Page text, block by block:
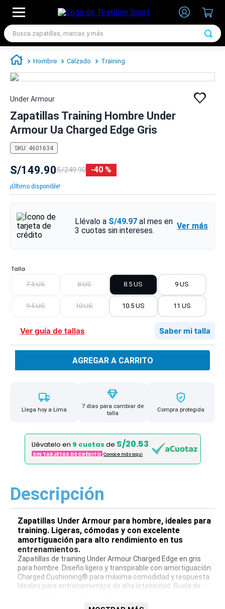
Busca zapatillas, marcas y más
Hombre Calzado Training
Under Armour
Zapatillas Training Hombre Under
Armour Ua Charged Edge Gris
SKU: 4601634
S/149.90S/249.90 40 %
¡Último disponible!
Llévalo a S/49.97 al mes en
3 cuotas sin intereses. Ver más
Talla
7.5 US 8 US 8.5 US 9 US
9.5 US 10 US 10.5 US 11 US
Ver guía de tallas Saber mi talla
AGREGAR A CARRITO
Llega hoy a Lima
7 días para cambiar de
talla
Compra protegida
Llévatelo en 9 cuotas de S/20.53
SIN TARJETAS DE CRÉDITO Conoce más aqui
Descripción
Zapatillas Under Armour para hombre, ideales para
training. Ligeras, cómodas y con excelente
amortiguación para alto rendimiento en tus
entrenamientos.
Zapatillas de training Under Armour Charged Edge en gris
para hombre. Diseño ligero y transpirable con amortiguación
Charged Cushioning® para máxima comodidad y respuesta.
Ideales para entrenamientos de alta intensidad. Suela de
TÉRMINOS MÁS BUSCADOS
1.
3.
zapatillas adidas hombre
4.
zapatillas adidas mujer
6.
zapatillas nike hombre
7. zapatillas nike mujer